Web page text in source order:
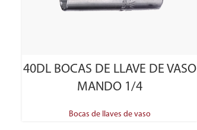
40DL BOCAS DE LLAVE DE VASO
MANDO 1/4
Bocas de llaves de vaso